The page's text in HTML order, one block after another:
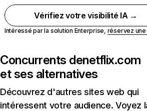
Vérifiez votre visibilité IA →
Intéressé par la solution Enterprise, réservez
Concurrents denetflix.com
et ses alternatives
Découvrez d'autres sites web qui
intéressent votre audience. Voyez